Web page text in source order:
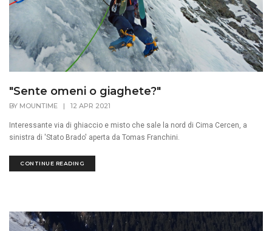
"Sente omeni o giaghete?"
BY MOUNTIME | 12 APR 2021
Interessante via di ghiaccio e misto che sale la nord di Cima Cercen, a
sinistra di 'Stato Brado' aperta da Tomas Franchini.
CONTINUE READING